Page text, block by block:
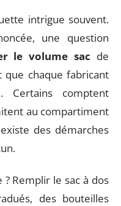
intrigue souvent.
une question
le volume sac de
que chaque fabricant
Certains comptent
au compartiment
des démarches
Remplir le sac à dos
des bouteilles